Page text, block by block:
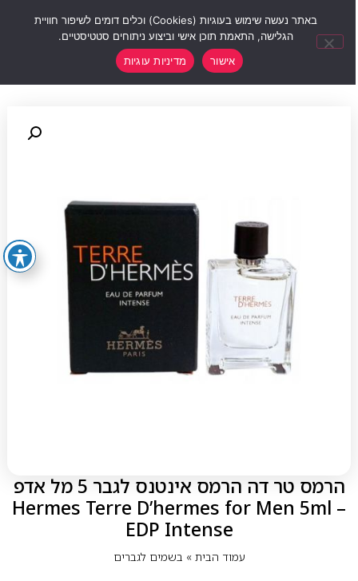
הרמס טר דה הרמס אינטנס לגבר 5 מל אדפ
– Hermes Terre D’hermes for Men 5ml
EDP Intense
עמוד הבית» בשמים לגברים
באתר נעשה שימוש בעוגיות (Cookies) וכלים דומים לשיפור חוויית
הגלישה, התאמת תוכן אישי וביצוע ניתוחים סטטיסטיים.
אישור
מדיניות עוגיות